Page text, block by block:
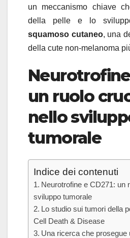
un meccanismo chiave
della pelle e lo
squamoso cutaneo, una
della cute non-melanoma
Neurotrofine
un ruolo
nello
tumorale
Indice dei contenuti
Neurotrofine e CD271: un
sviluppo tumorale
Lo studio sui tumori della
Cell Death & Disease
Una ricerca che prosegue